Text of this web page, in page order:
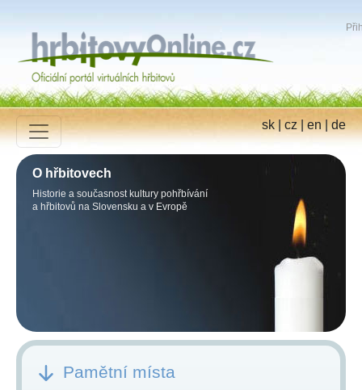
sk|cz|en|de
O hřbitovech
Historie a současnost kultury pohřbívání
a hřbitovů na Slovensku a v Evropě
Pamětní místa